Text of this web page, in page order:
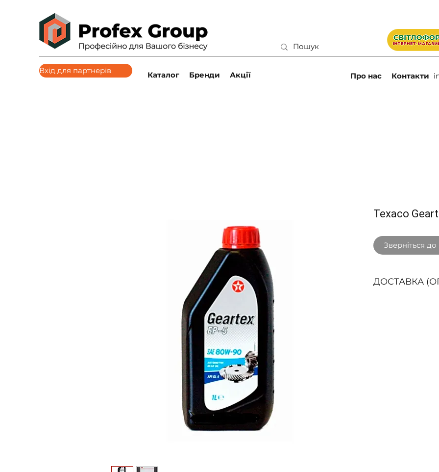
Вхід для партнерів Каталог Бренди Акції Про нас Контакти
Texaco
Зверніться
ДОСТАВКА